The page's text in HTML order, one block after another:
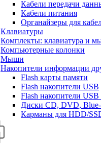
Кабели передачи
Кабели питания
Органайзеры для
Клавиатуры
Комплекты: клавиатура и
Компьютерные колонки
Мыши
Накопители информации
Flash карты памяти
Flash накопители USB
Flash накопители
Диски CD, DVD,
Карманы для HDD/